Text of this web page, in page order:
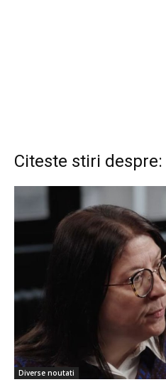
Citeste stiri
Diverse noutati